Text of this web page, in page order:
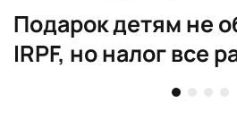
Подарок детям не
IRPF, но налог все
придется заплатить